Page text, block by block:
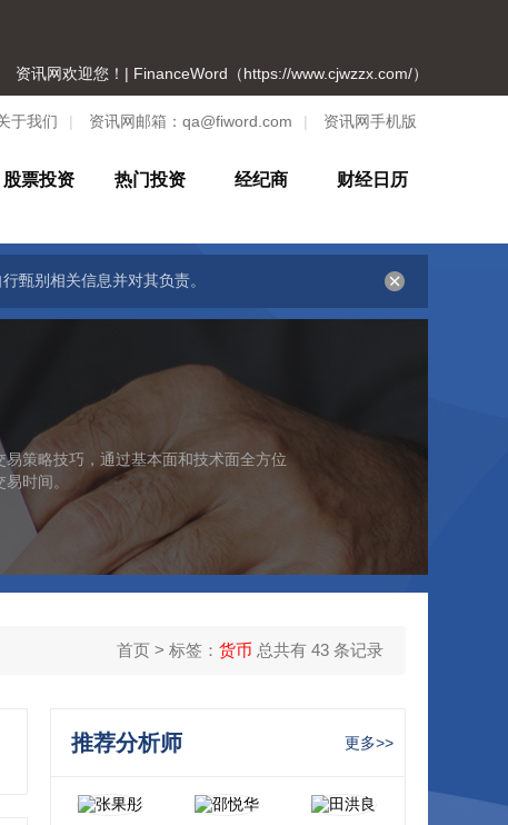
资讯网欢迎您！| FinanceWord（https://www.cjwzzx.com/）
于我们 | 资讯网邮箱： qa@fiword.com | 资讯网手机版
股票投资 热门投资 经纪商 财经日历
甄别相关信息并对其负责。
策略技巧，通过基本面和技术面全方位
时间。
首页 > 标签： 货币 总共有 43 条记录
推荐分析师 更多>>